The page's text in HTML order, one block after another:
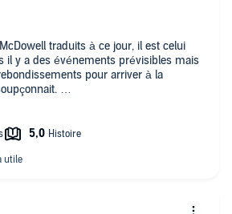
traduits à ce jour, il est celui
il y a des événements prévisibles mais
pour arriver à la
s’abstenir. Il y a de nombreuses